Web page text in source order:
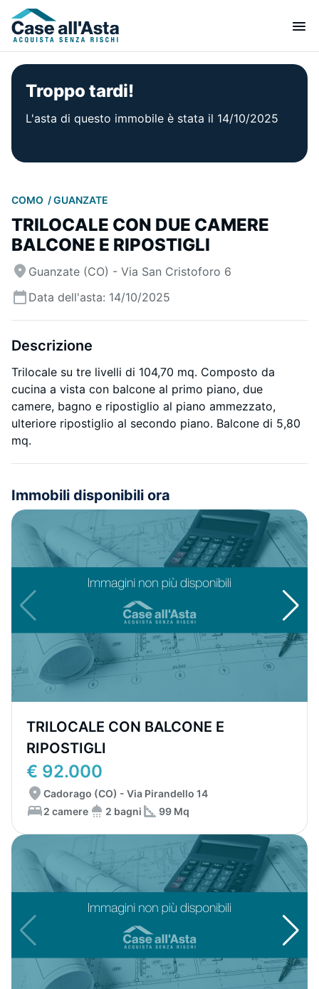
Troppo tardi!
L'asta di questo immobile è stata il 14/10/2025
COMO GUANZATE
TRILOCALE CON DUE CAMERE
BALCONE E RIPOSTIGLI
Guanzate (CO) - Via San Cristoforo 6
Data dell'asta: 14/10/2025
Descrizione
Trilocale su tre livelli di 104,70 mq. Composto da
cucina a vista con balcone al primo piano, due
camere, bagno e ripostiglio al piano ammezzato,
ulteriore ripostiglio al secondo piano. Balcone di 5,80
mq.
Immobili disponibili ora
TRILOCALE CON BALCONE E
RIPOSTIGLI
€ 92.000
Cadorago (CO) - Via Pirandello 14
2 camere
2 bagni 99 Mq